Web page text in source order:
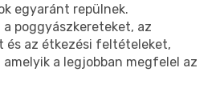
egyaránt repülnek.
poggyászkereteket, az
és az étkezési feltételeket,
a legjobban megfelel az